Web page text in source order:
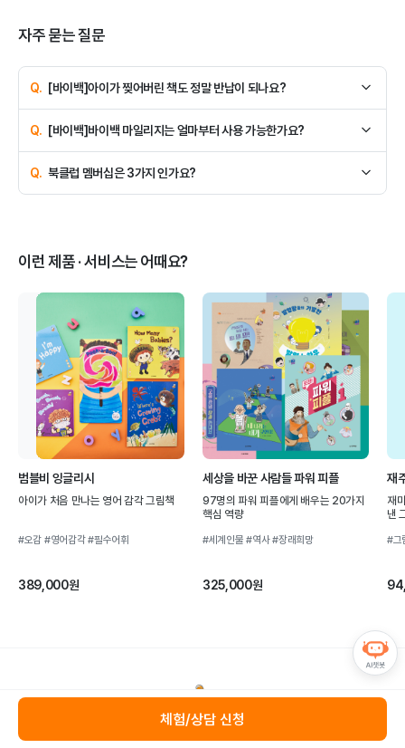
체험/상담 신청
자주 묻는 질문
자주 묻는 질문
[바이백]아이가 찢어버린 책도 정말 반납이 되나요?
[바이백]바이백 마일리지는 얼마부터 사용 가능한가요?
북클럽 멤버십은 3가지 인가요?
이런 제품 · 서비스는 어때요?
범블비 잉글리시
아이가 처음 만나는 영어 감각 그림책
#오감 #영어감각#필수어휘
389,000원
세상을 바꾼 사람들 파워 피플
97명의 파워 피플에게 배우는 20가지
핵심 역량
#세계인물 #역사#장래희망
325,000원
재
재
낸
#그